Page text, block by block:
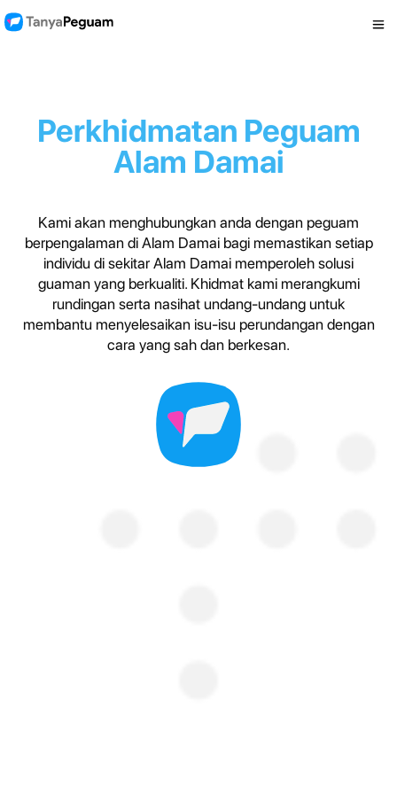
Perkhidmatan Peguam
Alam Damai
Kami akan menghubungkan anda dengan peguam
berpengalaman di Alam Damai bagi memastikan setiap
individu di sekitar Alam Damai memperoleh solusi
guaman yang berkualiti. Khidmat kami merangkumi
rundingan serta nasihat undang-undang untuk
membantu menyelesaikan isu-isu perundangan dengan
cara yang sah dan berkesan.